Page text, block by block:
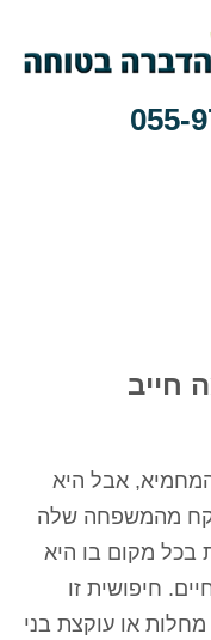
055-
חייב
המחמיא, אבל היא
מהמשפחה שלה
בכל מקום בו היא
חיפושית זו
או עוקצת בני